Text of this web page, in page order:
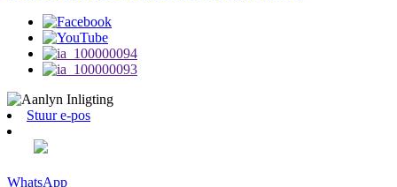
Stuur e-pos
WhatsApp